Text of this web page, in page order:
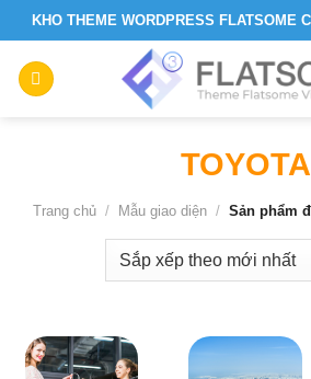
Skip
to
content
KHO THEME WORDPRESS FLATSOME
TOYOTA
Trang chủ / Mẫu giao diện / Sản phẩm